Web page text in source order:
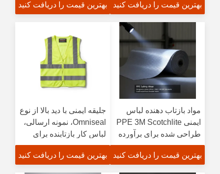
در برابر نفوذ و ضربه
بهترین قیمت را دریافت کنید
دید بالا و عملکرد ایمنی را
بهترین قیمت را دریافت کنید
مواد بازتاب دهنده لباس
ایمنی PPE 3M Scotchlite
طراحی شده برای برآورده
کردن استانداردهای OSHA
ANSI AS NZS ساخته
بهترین قیمت را دریافت کنید
جلیقه ایمنی با دید بالا از نوع
Omniseal، نمونه ارسالی،
لباس کار بازتابنده برای
ساخت و ساز، جاده،
اورژانس و صنعتی
بهترین قیمت را دریافت کنید